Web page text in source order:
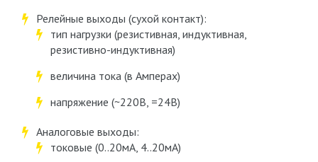
Релейные выходы (сухой контакт):
тип нагрузки (резистивная, индуктивная,
резистивно-индуктивная)
величина тока (в Амперах)
напряжение (~220В, =24В)
Аналоговые выходы:
токовые (0..20мА, 4..20мА)